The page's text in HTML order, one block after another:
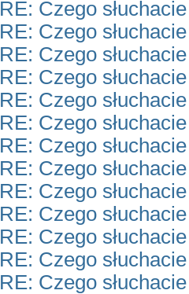
RE: Czego
RE: Czego
RE: Czego
RE: Czego
RE: Czego
RE: Czego
RE: Czego
RE: Czego
RE: Czego
RE: Czego
RE: Czego
RE: Czego
RE: Czego